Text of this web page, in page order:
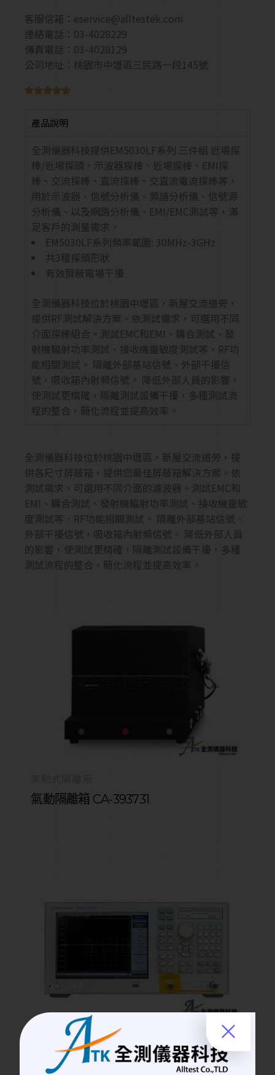
客服信箱： eservice@alltestek.com
連絡電話：03-4028229
傳真電話：03-4028129
公司地址：桃園市中壢區三民路一段145號

產品說明
全測儀器科技提供EM5030LF系列 三件組 近場探
棒/近場探頭，示波器探棒、近場探棒、EMI探
棒、交流探棒、直流探棒、交直流電流探棒等，
用於示波器、信號分析儀、頻譜分析儀、信號源
分析儀、以及網路分析儀、EMI/EMC測試等，滿
足客戶的測量需求。
EM5030LF系列頻率範圍: 30MHz-3GHz
共3種探頭形狀
有效屏蔽電場干擾
全測儀器科技位於桃園中壢區，新屋交流道旁，
提供RF測試解決方案。依測試需求，可選用不同
介面探棒組合。測試EMC和EMI、耦合測試、發
射機輻射功率測試、接收機靈敏度測試等，RF功
能相關測試。 隔離外部基站信號、外部干擾信
號，吸收箱內射頻信號。 降低外部人員的影響，
使測試更精確，隔離測試設備干擾，多種測試流
程的整合，簡化流程並提高效率。
全測儀器科技位於桃園中壢區，新屋交流道旁，提
供各尺寸屏蔽箱，提供您最佳屏蔽箱解決方案。依
測試需求，可選用不同介面的濾波器。測試EMC和
EMI、耦合測試、發射機輻射功率測試、接收機靈敏
度測試等，RF功能相關測試。 隔離外部基站信號、
外部干擾信號，吸收箱內射頻信號。 降低外部人員
的影響，使測試更精確，隔離測試設備干擾，多種
測試流程的整合，簡化流程並提高效率。
氣動隔離箱 CA-393731
Network Analyzer | 網路分析儀
Agilent E5062A 2 port 向量網路分析儀